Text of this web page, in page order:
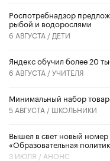
Роспотребнадзор
рыбой и водорослями
6 АВГУСТА / ДЕТИ
​Яндекс обучил более 20
6 АВГУСТА /УЧИТЕЛЯ
Минимальный набор
5 АВГУСТА / ШКОЛЬНИКИ
Вышел в свет новый
«Образовательная
3 ИЮЛЯ / АНОНС